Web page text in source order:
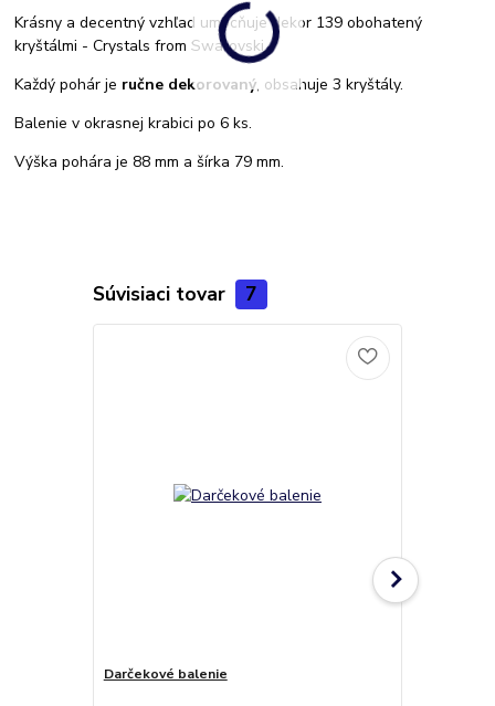
Krásny a decentný vzhľad umocňuje dekor 139 obohatený
kryštálmi - Crystals from Swarovski.
Každý pohár je ručne dekorovaný, obsahuje 3 kryštály.
Balenie v okrasnej krabici po 6 ks.
Výška pohára je 88 mm a šírka 79 mm.
Súvisiaci tovar 7
Darčekové balenie